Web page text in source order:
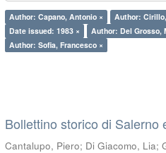
Author: Capano, Antonio × Author:
Date issued: 1983 ×
Author: Del Grosso,
Author: Sofia, Francesco ×
Bollettino storico di Salerno
Cantalupo, Piero; Di Giacomo, Lia;